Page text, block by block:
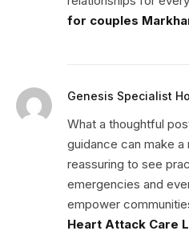
for couples
Genesis Specialist
What a thoughtful
guidance can make a
reassuring to see
emergencies and
empower
Heart Attack Care